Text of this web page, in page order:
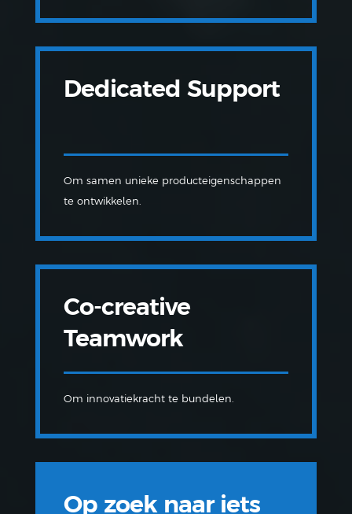
Dedicated Support
Om samen unieke producteigenschappen
te ontwikkelen.
Co-creative
Teamwork
Om innovatiekracht te bundelen.
Op zoek naar iets